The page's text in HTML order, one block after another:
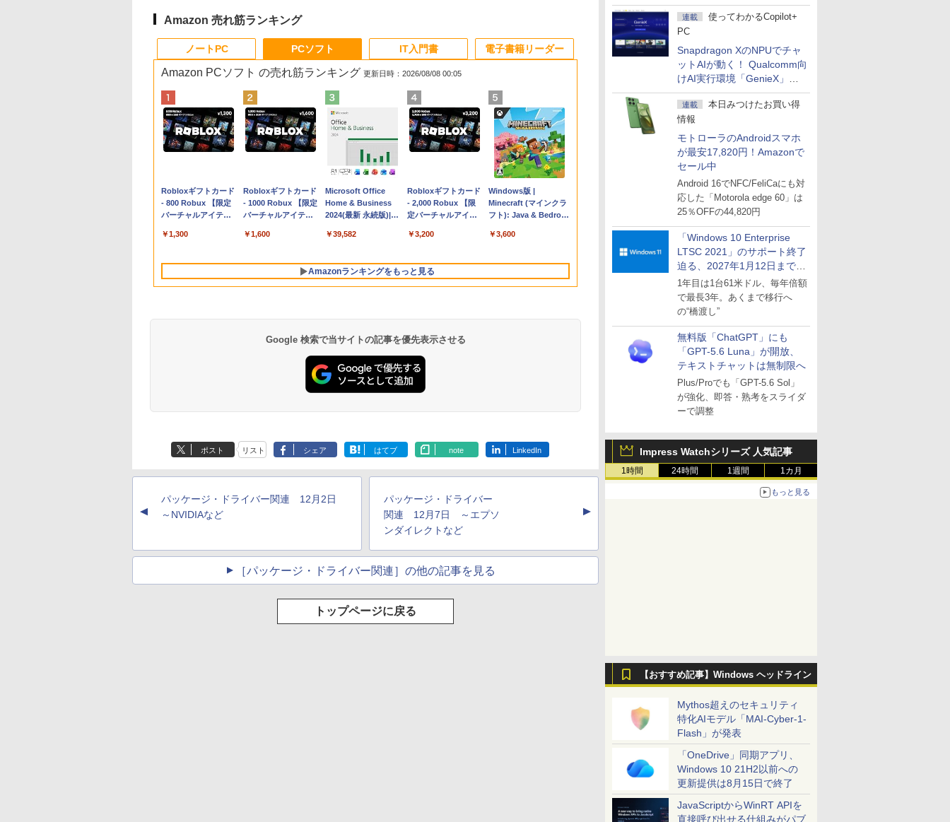
連載
使ってわかるCopilot+
PC
Snapdragon XのNPUでチャ
ットAIが動く！ Qualcomm向
けAI実行環境「GenieX」を
試してみた
連載
本日みつけたお買い得
情報
モトローラのAndroidスマホ
が最安17,820円！Amazonで
セール中
Android 16でNFC/FeliCaにも対
応した「Motorola edge 60」は
25％OFFの44,820円
「Windows 10 Enterprise
LTSC 2021」のサポート終了
迫る、2027年1月12日まで
～ESUは9月1日から販売
1年目は1台61米ドル、毎年倍額
で最長3年。あくまで移行へ
の“橋渡し”
無料版「ChatGPT」にも
「GPT-5.6 Luna」が開放、
テキストチャットは無制限へ
Plus/Proでも「GPT-5.6 Sol」
が強化、即答・熟考をスライダ
ーで調整
Impress Watchシリーズ 人気記事
1時間 24時間 1週間 1カ月
もっと見る
【おすすめ記事】Windows ヘッドライン
Mythos超えのセキュリティ
特化AIモデル「MAI-Cyber-1-
Flash」が発表
「OneDrive」同期アプリ、
Windows 10 21H2以前への
更新提供は8月15日で終了
JavaScriptからWinRT APIを
直接呼び出せる仕組みがパブ
Amazon 売れ筋ランキング
ノートPC
Apple 2026
MacBook Neo A18
Proチップ搭載13イ
AIとApple
Retinaディスプレ
512GB SSD、1080p
￥162,598
tomtoc 360°保護
15.6 16インチ パソコ
ンケース Dell NEC
dynabook Lenovo
￥2,952
Apple 2026
MacBook Air M5チ
ップ搭載13インチノ
Apple Intelligence、
Retinaディスプレ
イ、16GBユニファイ
ドメモリ、1TB SSD
ド、Touch ID - シル
バー
￥261,414
【Amazon.co.jp限
定】 HP ノートパソ
コン 15-fd 15.6イン
512GB SSD インテ
￥129,800
FMV ノートパソコン
WE1-K3 (MS 365
Personal/Copilotキー
型/Core i5/16GB/SSD
FMVWK3E15W_AZ
￥139,880
PCソフト
Amazon PCソフト の売れ筋ランキング 更新日時：2026/08/08 00:05
Robloxギフトカード
- 800 Robux 【限定
バーチャルアイテム
ンゲームコード】 ロ
インコード版
￥1,300
Robloxギフトカード
- 1000 Robux 【限定
バーチャルアイテム
ンゲームコード】 ロ
ンコード版
￥1,600
Microsoft Office
Home & Business
2024(最新 永続版)|オ
版|Windows11、
￥39,582
Robloxギフトカード
- 2,000 Robux 【限
定バーチャルアイテ
インゲームコード】
ラインコード版
￥3,200
Windows版 |
Minecraft (マインクラ
フト): Java & Bedrock
ード版
￥3,600
Amazonランキングをもっと見る
IT入門書
￥1,766
出す プロンプトの言
葉 AI画像生成シリー
Labo)
￥480
非エンジニア 初心者
素人 でも安心 使い方
もコンテンツ作成に
非エンジニアのため
のAIコーディング入
￥99
デザイン入門講座
［第2版］
￥1,292
ードウェア・市販ソフ
トウェアのパーフェク
レータ紹介
￥1,600
電子書籍リーダー
7インチディスプレ
イ、色調調節ライ
テリー、広告なし、
￥22,980
ない、大きな画面で
読みやすい、6週間持
チディスプレイ電子
ック、16GB、広告な
￥16,980
ション (32GB) 7イン
チディスプレイ、明
調節ライト、12週間
告なし、メタリック
￥27,980
トレージ、防水、7イ
ンチカラーディスプ
ト、最大8週間持続バ
し、ブラック (2025
年発売)
￥31,980
インチカラーディスプ
レイ、64GBストレー
明るさ自動調整、色調
ムペン付き、グラファ
イト
￥115,980
Google 検索で当サイトの記事を優先表示させる
ポスト リスト シェア はてブ note LinkedIn
▲
パッケージ・ドライバー関連 12月2日
～NVIDIAなど
パッケージ・ドライバー
関連 12月7日 ～エプソ
ンダイレクトなど
▲
［パッケージ・ドライバー関連］の他の記事を見る
トップページに戻る